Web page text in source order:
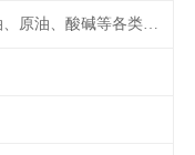
各类水、重轻油、原油、酸碱等各类腐蚀液